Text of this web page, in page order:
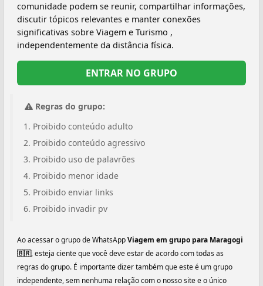
comunidade podem se reunir, compartilhar informações,
discutir tópicos relevantes e manter conexões
significativas sobre Viagem e Turismo ,
independentemente da distância física.
ENTRAR NO GRUPO
Regras do grupo:
Proibido conteúdo adulto
Proibido conteúdo agressivo
Proibido uso de palavrões
Proibido menor idade
Proibido enviar links
Proibido invadir pv
Ao acessar o grupo de WhatsAppViagem em grupo para Maragogi
🇧🇷️, esteja ciente que você deve estar de acordo com todas as
regras do grupo. É importante dizer também que este é um grupo
independente, sem nenhuma relação com o nosso site e o único